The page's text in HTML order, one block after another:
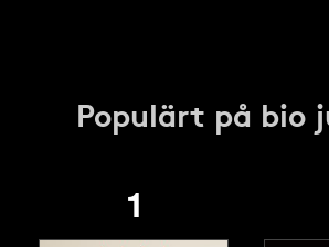
Populärt på bio
1